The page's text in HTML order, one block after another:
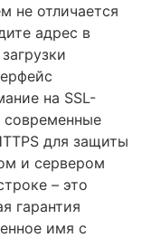
не отличается
адрес в
на SSL-
современные
для защиты
и сервером
– это
гарантия
имя с